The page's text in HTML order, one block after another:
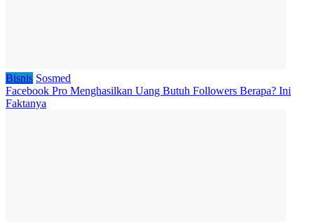
Bisnis Sosmed
Facebook Pro Menghasilkan Uang Butuh Followers Berapa? Ini
Faktanya